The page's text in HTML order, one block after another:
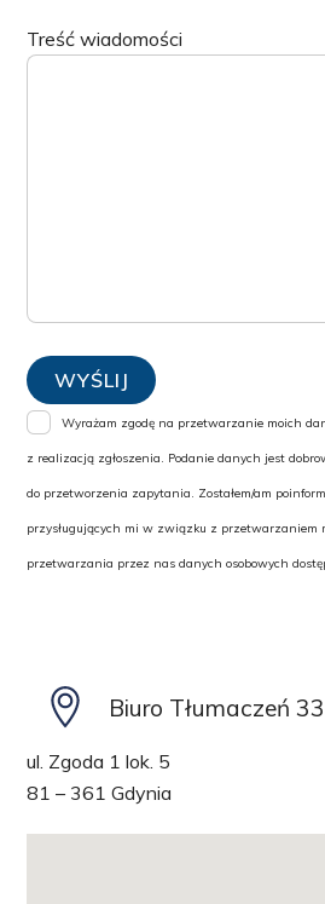
Treść wiadomości
Wyrażam zgodę na przetwarzanie moich
z realizacją zgłoszenia. Podanie danych jest
do przetworzenia zapytania. Zostałem/am
przysługujących mi w związku z przetwarzaniem
przetwarzania przez nas danych osobowych
Biuro Tłumaczeń 33
ul. Zgoda 1 lok. 5
81 – 361 Gdynia